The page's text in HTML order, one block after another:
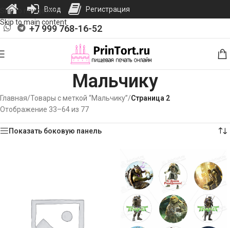
Skip to navigation
Skip to main content
+7 999 768-16-52
Мальчику
Главная/Товары с меткой “Мальчику”/Страница 2
Отображение 33–64 из 77
Показать боковую панель
Вход Регистрация